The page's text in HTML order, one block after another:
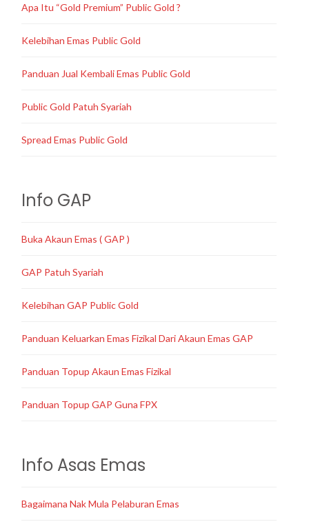
Apa Itu “Gold Premium” Public Gold ?
Kelebihan Emas Public Gold
Panduan Jual Kembali Emas Public Gold
Public Gold Patuh Syariah
Spread Emas Public Gold
Info GAP
Buka Akaun Emas ( GAP )
GAP Patuh Syariah
Kelebihan GAP Public Gold
Panduan Keluarkan Emas Fizikal Dari Akaun Emas GAP
Panduan Topup Akaun Emas Fizikal
Panduan Topup GAP Guna FPX
Info Asas Emas
Bagaimana Nak Mula Pelaburan Emas